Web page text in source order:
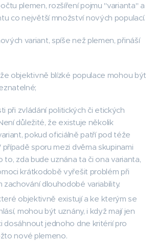
plemen, rozšíření pojmu "varianta" a
co největší množství nových populací.
variant, spíše než plemen, přináší
objektivně blízké populace mohou být
při zvládání politických či etických
důležité, že existuje několik
pokud oficiálně patří pod téže
případě sporu mezi dvěma skupinami
to, zda bude uznána ta či ona varianta,
krátkodobě vyřešit problém při
zachování dlouhodobé variability.
objektivně existují a ke kterým se
mohou být uznány, i když mají jen
dosáhnout jednoho dne kritérií pro
nové plemeno.